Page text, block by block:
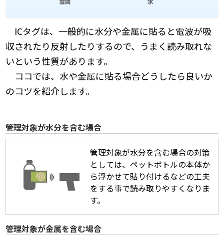
ICタグは、一般的に水分や金属に貼ると電波が吸
収されたり反射したりするので、うまく読み取れな
いという性質があります。
ココでは、水や金属に貼る場合どうしたら良いか
のコツを紹介します。
管理対象が水分を含む場合
管理対象が水分を含む場合の対策
としては、ペットボトルの本体か
ら浮かせて貼り付けるなどの工夫
をする事で読み取りやすくなりま
す。
管理対象が金属を含む場合